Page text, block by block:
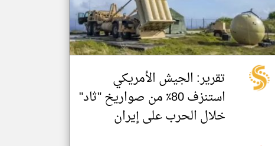
تقرير: الجيش الأمريكي
استنزف 80٪ من صواريخ "ثاد"
خلال الحرب على إيران